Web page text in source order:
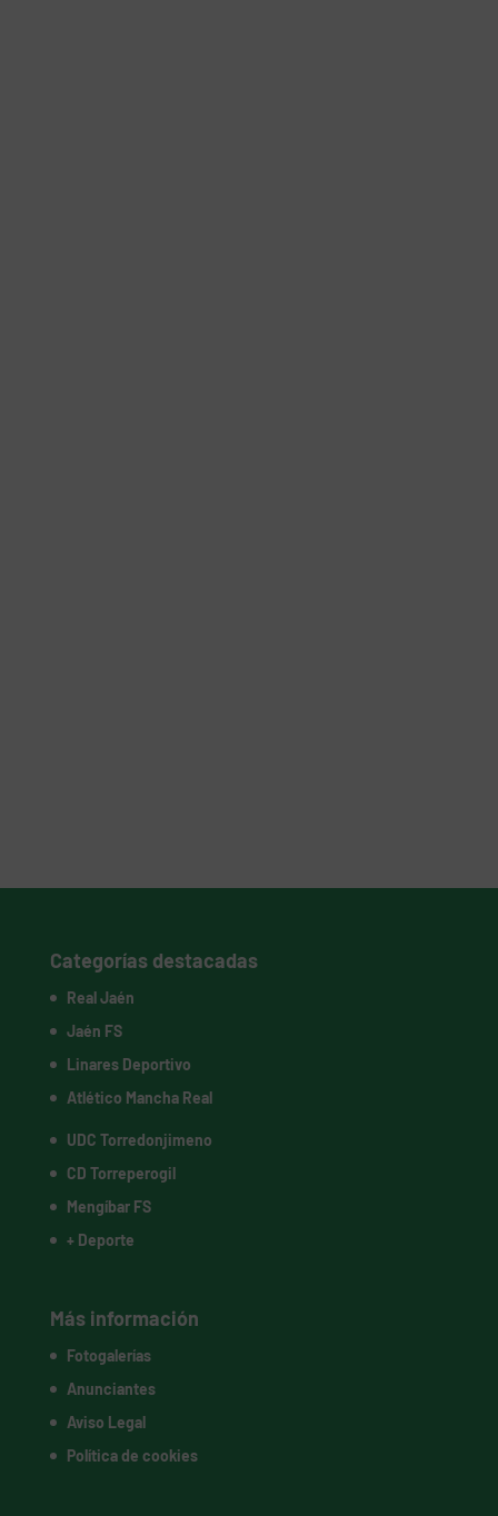
Categorías destacadas
Real Jaén
Jaén FS
Linares Deportivo
Atlético Mancha Real
UDC Torredonjimeno
CD Torreperogil
Mengíbar FS
+ Deporte
Más información
Fotogalerías
Anunciantes
Aviso Legal
Política de cookies